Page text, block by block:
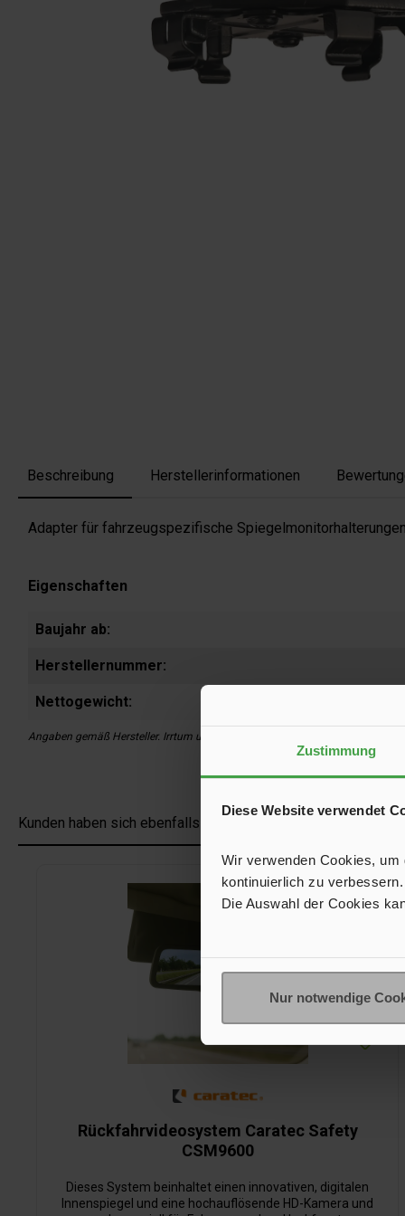
Zustimmung
Diese Website verwendet
Wir verwenden Cookies,
kontinuierlich zu verbessern.
Die Auswahl der Cookies
Nur notwendige
Beschreibung Herstellerinformationen
Adapter für fahrzeugspezifische
Eigenschaften
Baujahr ab:
Herstellernummer:
Nettogewicht:
Angaben gemäß Hersteller. Irrtum und Änderung vorbehalten.
Kunden haben sich ebenfalls angesehen
Rückfahrvideosystem Caratec Safety
CSM9600
Dieses System beinhaltet einen innovativen, digitalen
Innenspiegel und eine hochauflösende HD-Kamera und